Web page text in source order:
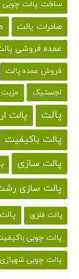
ساخت پالت چوبی
صادرات پالت
عمده فروشی
فروش عمده پالت
لجستیک
مزیت
پالت پالت
پالت باکیفیت
پالت سازی
پالت سازی
پالت فلزی
پالت چوبی
پالت چوبی شهبازی